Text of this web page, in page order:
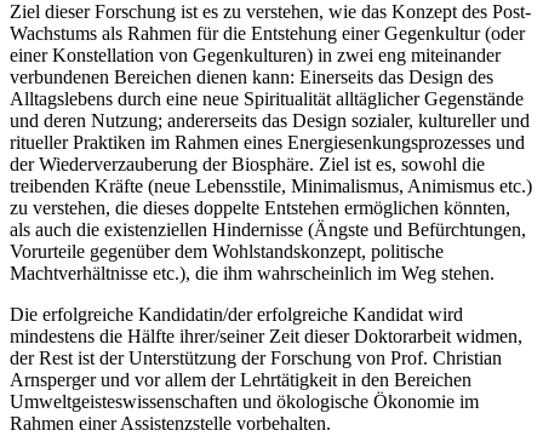
Ziel dieser Forschung ist es zu verstehen, wie das Konzept des Post-
Wachstums als Rahmen für die Entstehung einer Gegenkultur (oder
einer Konstellation von Gegenkulturen) in zwei eng miteinander
verbundenen Bereichen dienen kann: Einerseits das Design des
Alltagslebens durch eine neue Spiritualität alltäglicher Gegenstände
und deren Nutzung; andererseits das Design sozialer, kultureller und
ritueller Praktiken im Rahmen eines Energiesenkungsprozesses und
der Wiederverzauberung der Biosphäre. Ziel ist es, sowohl die
treibenden Kräfte (neue Lebensstile, Minimalismus, Animismus etc.)
zu verstehen, die dieses doppelte Entstehen ermöglichen könnten,
als auch die existenziellen Hindernisse (Ängste und Befürchtungen,
Vorurteile gegenüber dem Wohlstandskonzept, politische
Machtverhältnisse etc.), die ihm wahrscheinlich im Weg stehen.
Die erfolgreiche Kandidatin/der erfolgreiche Kandidat wird
mindestens die Hälfte ihrer/seiner Zeit dieser Doktorarbeit widmen,
der Rest ist der Unterstützung der Forschung von Prof. Christian
Arnsperger und vor allem der Lehrtätigkeit in den Bereichen
Umweltgeisteswissenschaften und ökologische Ökonomie im
Rahmen einer Assistenzstelle vorbehalten.